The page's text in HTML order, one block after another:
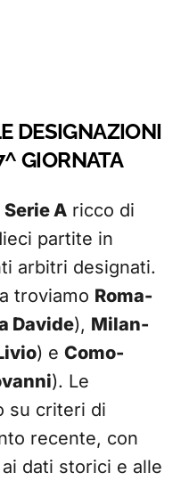
DESIGNAZIONI
GIORNATA
Serie A ricco di
partite in
arbitri designati.
troviamo Roma-
Davide), Milan-
) e Como-
). Le
su criteri di
recente, con
dati storici e alle